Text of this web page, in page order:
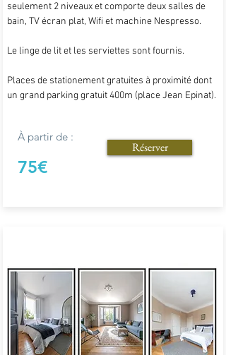
seulement 2 niveaux et comporte deux salles de
bain, TV écran plat, Wifi et machine Nespresso.
Le linge de lit et les serviettes sont fournis.
Places de stationement gratuites à proximité dont
un grand parking gratuit 400m (place Jean Epinat).
À partir de :
75€
Réserver